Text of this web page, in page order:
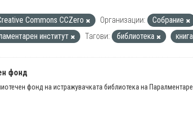
Commons CCZero Организации:
Собрание
институт Тагови: библиотека книга
фонд
фонд на истражувачката библиотека на